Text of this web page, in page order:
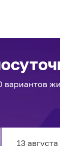
вариантов